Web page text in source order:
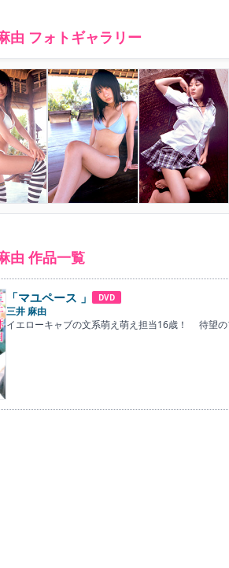
由 フォトギャラリー
由 作品一覧
「マユペース 」 DVD
三井 麻由
イエローキャブの文系萌え萌え担当16歳！ 待望の